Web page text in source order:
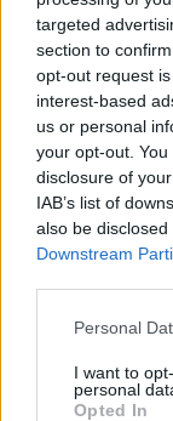
targeted
section to
opt-out request
interest-based
us or personal
your opt-out.
disclosure of
IAB’s list of
also be
Downstream
Personal
I want to
personal
Opted In
BĒRNUDĀRZNIEKS
5 Latvijā radīti